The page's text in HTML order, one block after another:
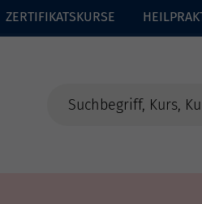
ZERTIFIKATSKURSE